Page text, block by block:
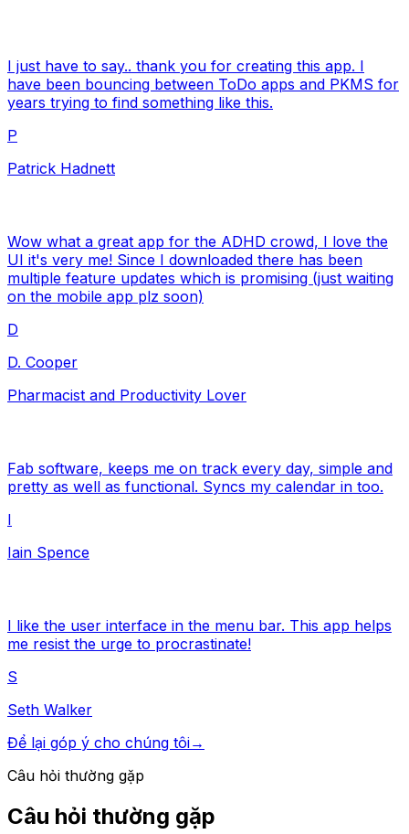
I just have to say.. thank you for creating this app. I
have been bouncing between ToDo apps and PKMS for
years trying to find something like this.
P
Patrick Hadnett
Wow what a great app for the ADHD crowd, I love the
UI it's very me! Since I downloaded there has been
multiple feature updates which is promising (just waiting
on the mobile app plz soon)
D
D. Cooper
Pharmacist and Productivity Lover
Fab software, keeps me on track every day, simple and
pretty as well as functional. Syncs my calendar in too.
I
Iain Spence
I like the user interface in the menu bar. This app helps
me resist the urge to procrastinate!
S
Seth Walker
Để lại góp ý cho chúng tôi→
Câu hỏi thường gặp
Câu hỏi thường gặp